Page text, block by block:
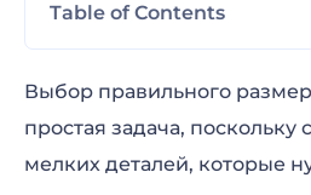
Table of Contents
Печать Листовок и
Печать Плакатов
Выбор правильного
простая задача, поскольку
мелких деталей, которые